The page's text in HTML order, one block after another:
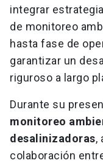
integrar
de monitoreo
hasta fase de
garantizar un
riguroso a largo
Durante su
monitoreo
desalinizadoras,
colaboración